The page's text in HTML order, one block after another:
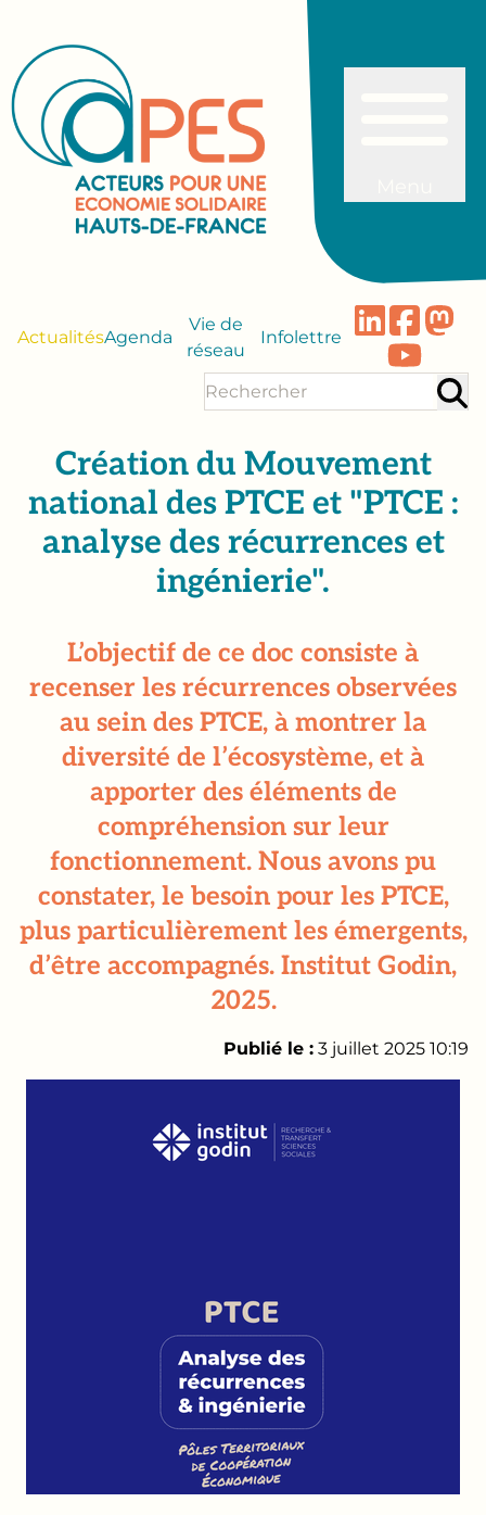
ActualitésAgenda
Vie de
réseau
Infolettre
Création du Mouvement
national des PTCE et "PTCE :
analyse des récurrences et
ingénierie".
L’objectif de ce doc consiste à
recenser les récurrences observées
au sein des PTCE, à montrer la
diversité de l’écosystème, et à
apporter des éléments de
compréhension sur leur
fonctionnement. Nous avons pu
constater, le besoin pour les PTCE,
plus particulièrement les émergents,
d’être accompagnés. Institut Godin,
2025.
Publié le : 3 juillet 2025 10:19